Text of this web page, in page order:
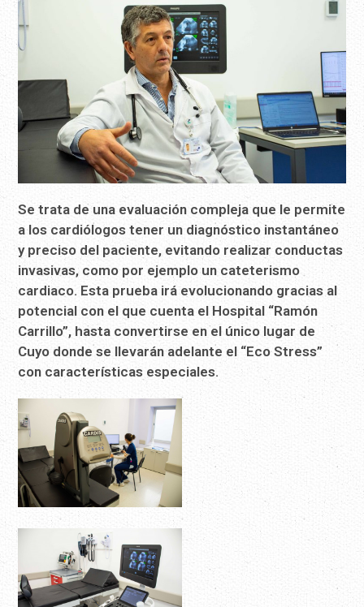
Se trata de una evaluación compleja que le permite
a los cardiólogos tener un diagnóstico instantáneo
y preciso del paciente, evitando realizar conductas
invasivas, como por ejemplo un cateterismo
cardiaco. Esta prueba irá evolucionando gracias al
potencial con el que cuenta el Hospital “Ramón
Carrillo”, hasta convertirse en el único lugar de
Cuyo donde se llevarán adelante el “Eco Stress”
con características especiales.